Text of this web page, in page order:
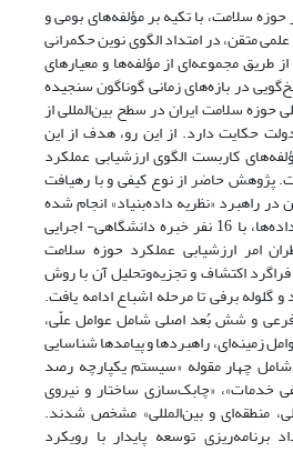
سلامت، با تکیه بر مؤلفه‌های بومی و
متقن، در امتداد الگوی نوین حکمرانی
طریق مجموعه‌ای از مؤلفه‌ها و معیارهای
در بازه‌های زمانی گوناگون سنجیده
حوزه سلامت ایران در سطح بین‌المللی از
حکایت دارد. از این ‌رو، هدف از این
کاربست الگوی ارزشیابی عملکرد
پژوهش حاضر از نوع کیفی و با رهیافت
راهبرد «نظریه داده‌بنیاد» انجام شده
است. به منظور گردآوری داده‌ها، با 16 نفر خبره دانشگاهی- اجرایی
امر ارزشیابی عملکرد حوزه سلامت
اکتشاف و تجزیه‌وتحلیل آن با روش
گلوله برفی تا مرحله اشباع ادامه یافت.
177 مفهوم، 27 کد فرعی و شش بُعد اصلی شامل عوامل علّی،
زمینه‌ای، راهبردها و پیامدها شناسایی
چهار مقوله «سیستم یکپارچه رصد
خدمات»، «چابک‌سازی ساختار و نیروی
منطقه‌ای و بین‌المللی» مشخص شدند.
برنامه‌ریزی توسعه پایدار با رویکرد